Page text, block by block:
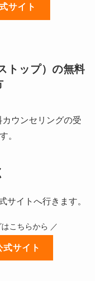
サイト
トップ）の無料
ウンセリングの受
。
サイトへ行きます。
こちらから ／
サイト